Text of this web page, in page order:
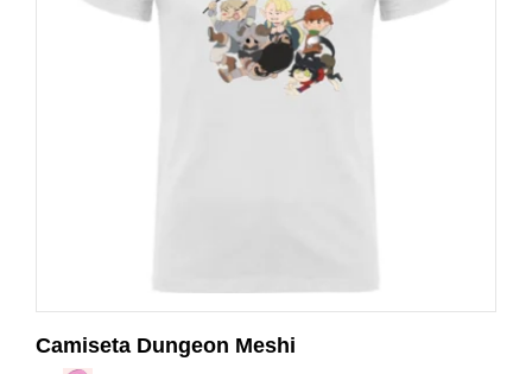
Camiseta Dungeon Meshi